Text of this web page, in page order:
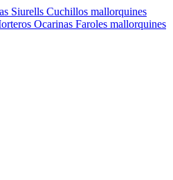
Siurells Cuchillos mallorquines
Ocarinas Faroles mallorquines